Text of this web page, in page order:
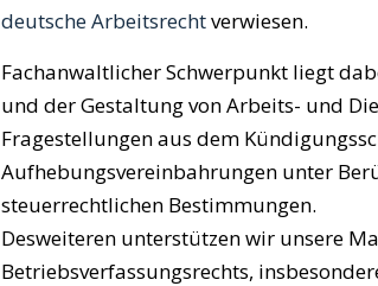
deutsche Arbeitsrechtverwiesen.
Fachanwaltlicher Schwerpunkt liegt
und der Gestaltung von Arbeits- und
Fragestellungen aus dem
Aufhebungsvereinbahrungen unter
steuerrechtlichen Bestimmungen.
Desweiteren unterstützen wir unsere
Betriebsverfassungsrechts,